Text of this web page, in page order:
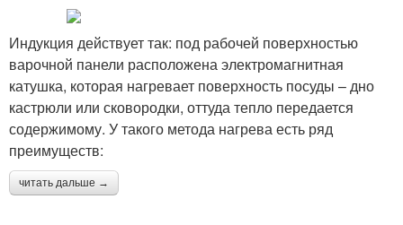
Индукция действует так: под рабочей поверхностью
варочной панели расположена электромагнитная
катушка, которая нагревает поверхность посуды – дно
кастрюли или сковородки, оттуда тепло передается
содержимому. У такого метода нагрева есть ряд
преимуществ:
читать дальше →